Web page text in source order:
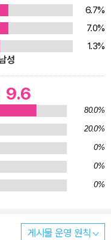
된다. ●불안과
터 이야기를 짜는 방식까
큼은 모두가 누리고 있었
는 “글쓰기보다 재미있는
못하는 것이 힘들다고
말하는 김초엽과 “제가 쓴
말하는 배명훈은 글 쓰는
을 확장하며 경험하는 특
영토가 공고히 자리 잡았
미래를 만들어 가고 있
. SF라는 장르에 대한 이
안, 한국 SF의 계보가 쌓
6.7%
7.0%
1.3%
성
9.6
80.0%
20.0%
0%
0%
0%
게시물 운영 원칙